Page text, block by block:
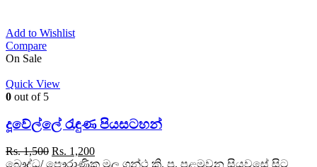
Add to Wishlist
Compare
On Sale
Quick View
0 out of 5
දූවේල්ලේ රැඳුණ පියසටහන්
Rs.1,500 Original
price
Rs. 1,200Current
price
බෞද්ධ/ පෞරාණික මූල ග්‍රන්ථ ක්‍රි. පූ. පළමුවන සියවසේ සිට